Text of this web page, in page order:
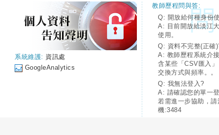
系統維護: 資訊處
GoogleAnalytics
教師歷程問與答:
Q: 開放給何種身份
A: 目前開放給淡江
使用。
Q: 資料不完整(正確
A: 教師歷程系統介
含某些「CSV匯入
交換方式與頻率。。
Q: 我無法登入?
A: 請確認您的單一
若需進一步協助，
機:3484